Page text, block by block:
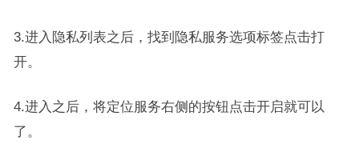
3.进入隐私列表之后，找到隐私服务选项标签点击打
开。
4.进入之后，将定位服务右侧的按钮点击开启就可以
了。